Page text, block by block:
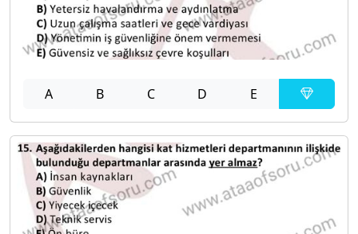
A B C D E